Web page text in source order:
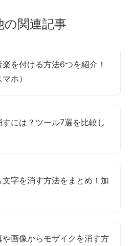
の関連記事
を付ける方法6つを紹介！
ホ）
には？ツール7選を比較し
字を消す方法をまとめ！加
や画像からモザイクを消す方